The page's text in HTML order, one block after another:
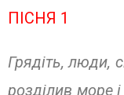
ПІСНЯ 1
Грядіть, люди,
розділив море